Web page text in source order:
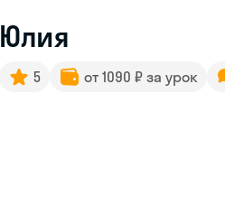
Юлия
5 от 1090 ₽ за урок